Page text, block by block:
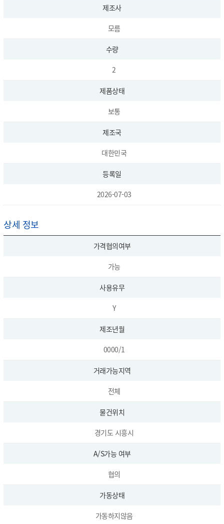
제조사
모름
수량
2
제품상태
보통
제조국
대한민국
등록일
2026-07-03
상세 정보
가격협의여부
가능
사용유무
Y
제조년월
0000/1
거래가능지역
전체
물건위치
경기도 시흥시
A/S가능 여부
협의
가동상태
가동하지않음